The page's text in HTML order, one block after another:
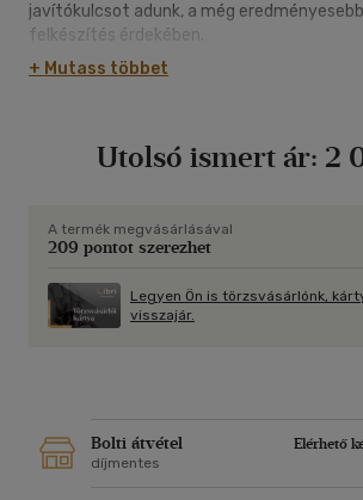
javítókulcsot adunk, a még
felkészítés érdekében.
+ Mutass többet
Utolsó ismert ár: 2
A termék megvásárlásával
209 pontot szerezhet
Legyen Ön is törzsvásárlónk,
visszajár.
Bolti átvétel
Elérhető
díjmentes